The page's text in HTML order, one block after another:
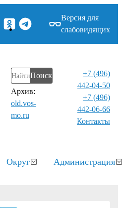
Версия для
слабовидящих
Поиск
Архив:
old.vos-
mo.ru
+7 (496)
442-04-50
+7 (496)
442-06-66
Контакты⁠
Округ Администрация